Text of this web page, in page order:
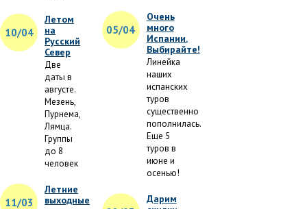
10/04
Летом
на
Русский
Север
Две
даты в
августе.
Мезень,
Пурнема,
Лямца.
Группы
до 8
человек
11/03
Летние
выходные
05/04
Очень
много
Испании.
Выбирайте!
Линейка
наших
испанских
туров
существенно
пополнилась.
Еще 5
туров в
июне и
осенью!
Дарим